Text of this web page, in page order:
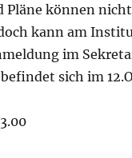
Pläne können
kann am
im
sich im